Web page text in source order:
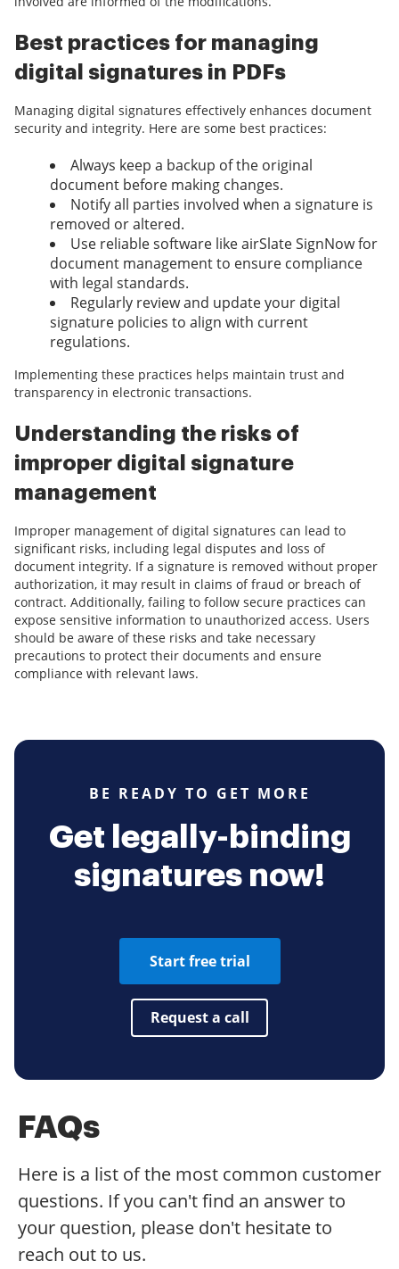
Best practices for managing
digital signatures in PDFs
Managing digital signatures effectively enhances document
security and integrity. Here are some best practices:
Always keep a backup of the original
document before making changes.
Notify all parties involved when a signature is
removed or altered.
Use reliable software like airSlate SignNow for
document management to ensure compliance
with legal standards.
Regularly review and update your digital
signature policies to align with current
regulations.
Implementing these practices helps maintain trust and
transparency in electronic transactions.
Understanding the risks of
improper digital signature
management
Improper management of digital signatures can lead to
significant risks, including legal disputes and loss of
document integrity. If a signature is removed without proper
authorization, it may result in claims of fraud or breach of
contract. Additionally, failing to follow secure practices can
expose sensitive information to unauthorized access. Users
should be aware of these risks and take necessary
precautions to protect their documents and ensure
compliance with relevant laws.
BE READY TO GET MORE
Get legally-binding
signatures now!
Start free trial
Request a call
FAQs
Here is a list of the most common customer
questions. If you can't find an answer to
your question, please don't hesitate to
reach out to us.